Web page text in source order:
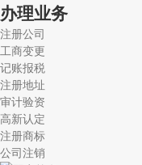
办理业务
注册公司
工商变更
记账报税
注册地址
审计验资
高新认定
注册商标
公司注销